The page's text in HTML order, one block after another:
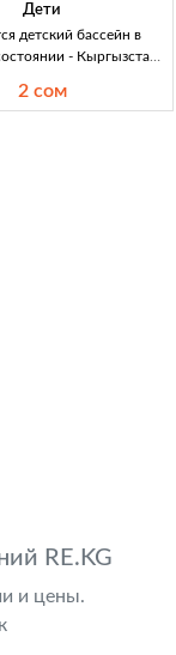
Дети
детский бассейн в
- Кыргызстан
2 сом
RE.KG
и цены.